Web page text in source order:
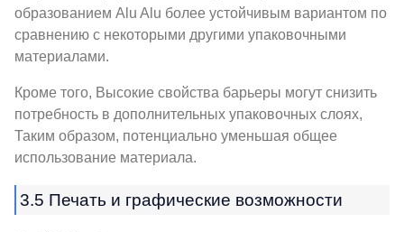
образованием Alu Alu более устойчивым вариантом по
сравнению с некоторыми другими упаковочными
материалами.
Кроме того, Высокие свойства барьеры могут снизить
потребность в дополнительных упаковочных слоях,
Таким образом, потенциально уменьшая общее
использование материала.
3.5 Печать и графические возможности